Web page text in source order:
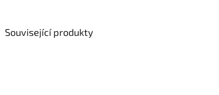
Související produkty